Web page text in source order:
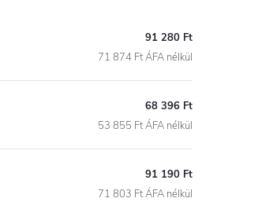
91 280 Ft
71 874 Ft ÁFA nélkül
68 396 Ft
53 855 Ft ÁFA nélkül
91 190 Ft
71 803 Ft ÁFA nélkül